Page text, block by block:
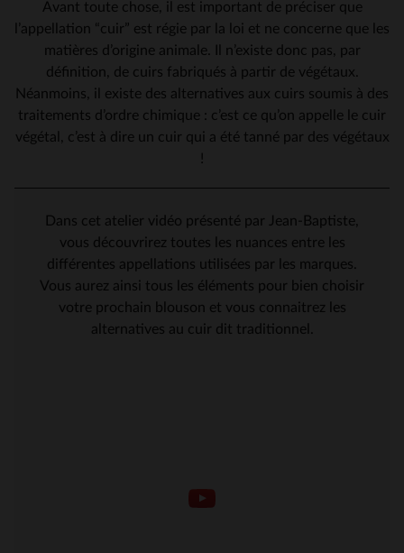
Avant toute chose, il est important de préciser que
l’appellation “cuir” est régie par la loi et ne concerne que les
matières d’origine animale. Il n’existe donc pas, par
définition, de cuirs fabriqués à partir de végétaux.
Néanmoins, il existe des alternatives aux cuirs soumis à des
traitements d’ordre chimique : c’est ce qu’on appelle le cuir
végétal, c’est à dire un cuir qui a été tanné par des végétaux
!
Dans cet atelier vidéo présenté par Jean-Baptiste,
vous découvrirez toutes les nuances entre les
différentes appellations utilisées par les marques.
Vous aurez ainsi tous les éléments pour bien choisir
votre prochain blouson et vous connaitrez les
alternatives au cuir dit traditionnel.